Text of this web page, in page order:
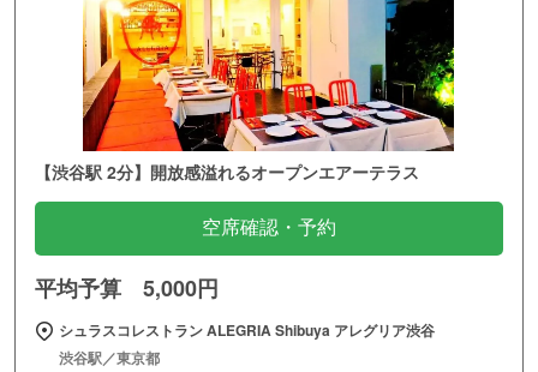
【渋谷駅 2分】開放感溢れるオープンエアーテラス
空席確認・予約
平均予算 5,000円
シュラスコレストラン ALEGRIA Shibuya アレグリア渋谷
渋谷駅／東京都